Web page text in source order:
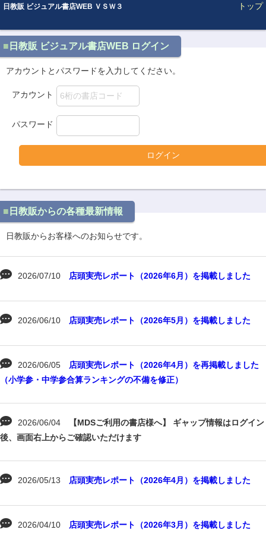
日教販 ビジュアル書店WEB ＶＳＷ３ トップ
日教販 ビジュアル書店WEB ログイン
アカウントとパスワードを入力してください。
アカウント
パスワード
ログイン
日教販からの各種最新情報
日教販からお客様へのお知らせです。
2026/07/10 店頭実売レポート（2026年6月）を掲載しました
2026/06/10 店頭実売レポート（2026年5月）を掲載しました
2026/06/05
店頭実売レポート（2026年4月）を再掲載しました
（小学参・中学参合算ランキングの不備を修正）
2026/06/04
【MDSご利用の書店様へ】 ギャップ情報はログイン
後、画面右上からご確認いただけます
2026/05/13 店頭実売レポート（2026年4月）を掲載しました
2026/04/10 店頭実売レポート（2026年3月）を掲載しました